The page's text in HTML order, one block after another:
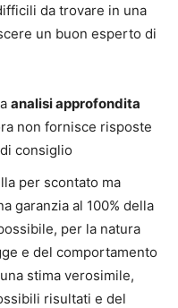
da trovare in una
un buon esperto di
analisi approfondita
non fornisce risposte
consiglio
per scontato ma
garanzia al 100% della
per la natura
e del comportamento
stima verosimile,
risultati e del